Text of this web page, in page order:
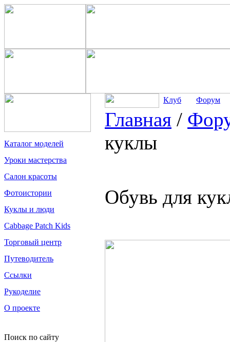
Каталог моделей
Уроки мастерства
Салон красоты
Фотоистории
Куклы и люди
Cabbage Patch Kids
Торговый центр
Путеводитель
Ссылки
Рукоделие
О проекте
Поиск по сайту
Клуб Форум
Главная /
куклы
Обувь для